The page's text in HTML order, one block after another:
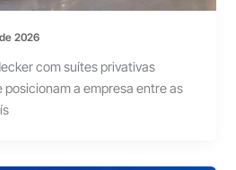
2026
com suítes privativas
a empresa entre as